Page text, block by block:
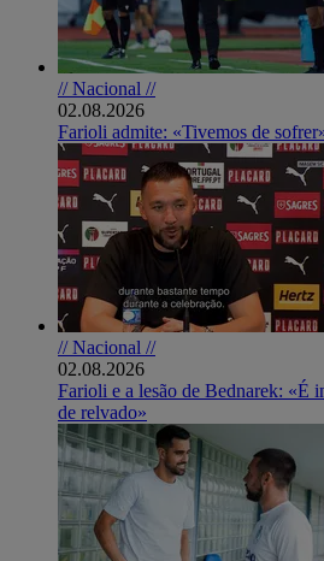
// Nacional //
02.08.2026
Farioli admite: «Tivemos de
// Nacional //
02.08.2026
Farioli e a lesão de Bednarek: «É
de relvado»